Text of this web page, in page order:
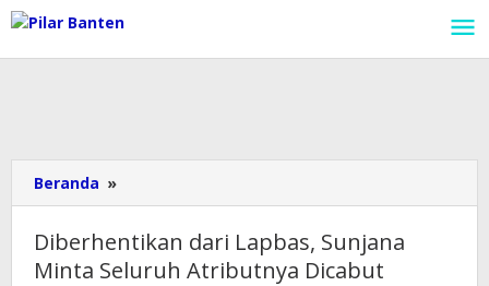
Lewati
ke
konten
Beranda »
dari
Lapbas,
Sunjana
Minta
Diberhentikan dari Lapbas, Sunjana
Minta Seluruh Atributnya Dicabut